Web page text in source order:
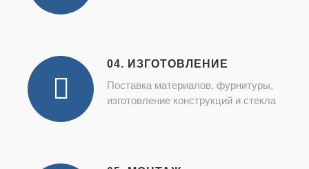
04. ИЗГОТОВЛЕНИЕ
Поставка материалов, фурнитуры,
изготовление конструкций и стекла